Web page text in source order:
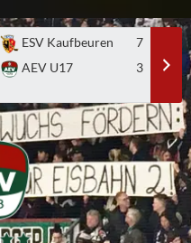
ESV Kaufbeuren
7
AEV U17
3